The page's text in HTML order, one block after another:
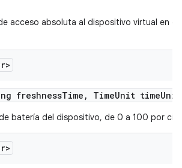
acceso absoluta al dispositivo virtual en el
freshnessTime , TimeUnit time
batería del dispositivo, de 0 a 100 por